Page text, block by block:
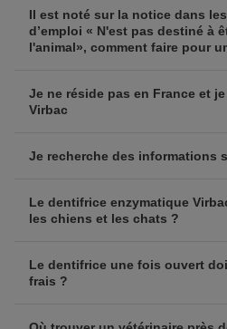
Il est noté sur la notice dans
d’emploi « N'est pas destiné à
l'animal», comment faire pour
Je ne réside pas en France et
Virbac
Je recherche des informations
Le dentifrice enzymatique
les chiens et les chats ?
Le dentifrice une fois ouvert
frais ?